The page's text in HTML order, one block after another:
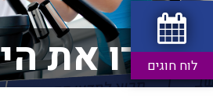
לוח חוגים
הורידו את